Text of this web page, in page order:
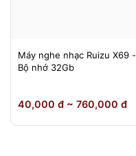
Máy nghe nhạc Ruizu X69 -
Bộ nhớ 32Gb
40,000 đ ~ 760,000 đ